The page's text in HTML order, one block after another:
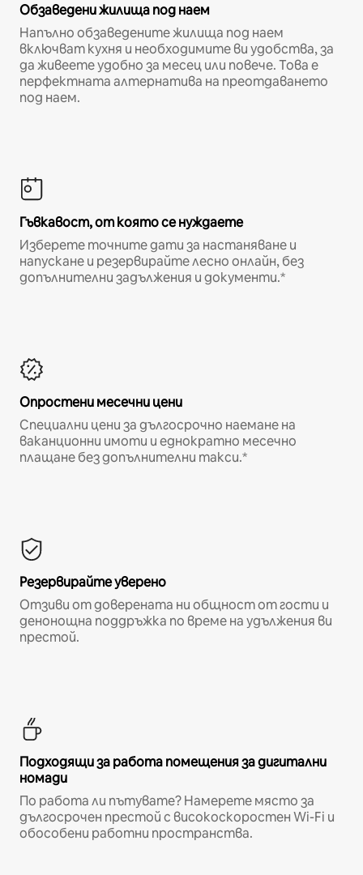
Обзаведени жилища под наем
Напълно обзаведените жилища под наем
включват кухня и необходимите ви удобства, за
да живеете удобно за месец или повече. Това е
перфектната алтернатива на преотдаването
под наем.
Гъвкавост, от която се нуждаете
Изберете точните дати за настаняване и
напускане и резервирайте лесно онлайн, без
допълнителни задължения и документи.*
Опростени месечни цени
Специални цени за дългосрочно наемане на
ваканционни имоти и еднократно месечно
плащане без допълнителни такси.*
Резервирайте уверено
Отзиви от доверената ни общност от гости и
денонощна поддръжка по време на удължения ви
престой.
Подходящи за работа помещения за дигитални
номади
По работа ли пътувате? Намерете място за
дългосрочен престой с високоскоростен Wi-Fi и
обособени работни пространства.